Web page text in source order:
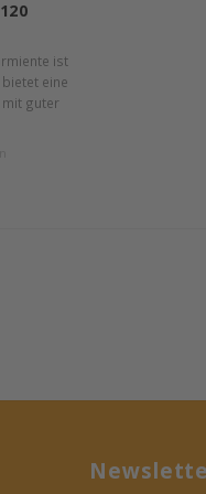
ist
eine
guter